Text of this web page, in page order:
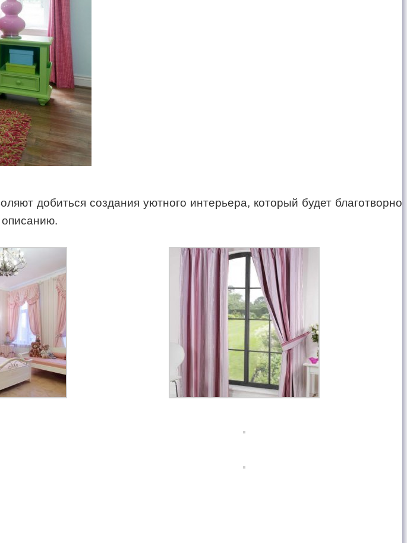
добиться создания уютного интерьера, который будет благотворно